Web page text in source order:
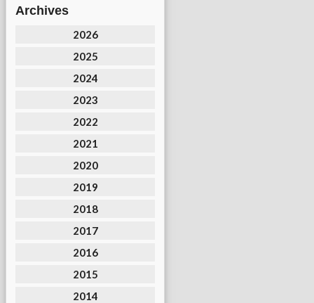
Archives
2026
2025
2024
2023
2022
2021
2020
2019
2018
2017
2016
2015
2014